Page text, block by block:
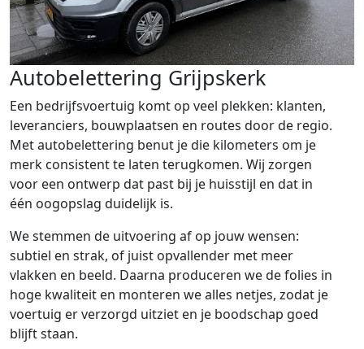
Autobelettering Grijpskerk
Een bedrijfsvoertuig komt op veel plekken: klanten,
leveranciers, bouwplaatsen en routes door de regio.
Met autobelettering benut je die kilometers om je
merk consistent te laten terugkomen. Wij zorgen
voor een ontwerp dat past bij je huisstijl en dat in
één oogopslag duidelijk is.
We stemmen de uitvoering af op jouw wensen:
subtiel en strak, of juist opvallender met meer
vlakken en beeld. Daarna produceren we de folies in
hoge kwaliteit en monteren we alles netjes, zodat je
voertuig er verzorgd uitziet en je boodschap goed
blijft staan.